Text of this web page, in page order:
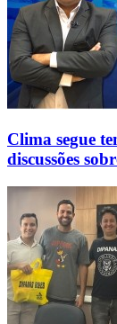
Clima segue
discussões